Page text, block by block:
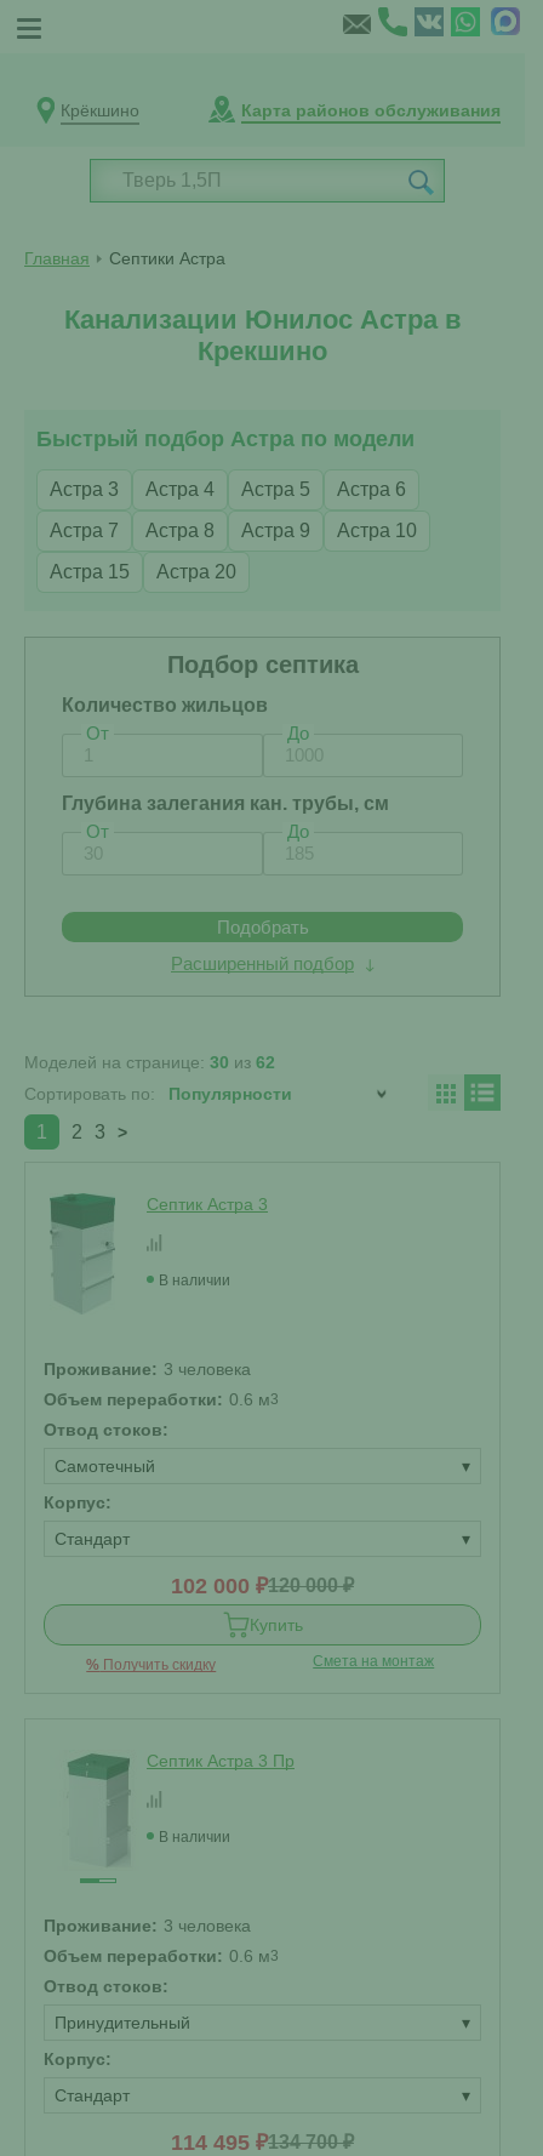
Крёкшино Карта районов обслуживания
Главная Септики Астра
Канализации Юнилос Астра в
Крекшино
Быстрый подбор Астра по модели
Астра 3 Астра 4 Астра 5
Астра 6
Астра 7
Астра 8 Астра 9
Астра 10
Астра 15
Астра 20
Подбор септика
Количество жильцов
От
До
Глубина залегания кан. трубы, см
От
До
Подобрать
Расширенный подбор
Моделей на странице: 30 из 62
Сортировать по:
1 2 3 >
Септик Астра 3
В наличии
Проживание: 3 человека
Объем переработки: 0.6 м3
Отвод стоков:
Самотечный
▾
Корпус:
Стандарт
▾
102 000 ₽120 000 ₽
Купить
% Получить скидку Смета на монтаж
Септик Астра 3 Пр
В наличии
Проживание: 3 человека
Объем переработки: 0.6 м3
Отвод стоков:
Принудительный
▾
Корпус:
Стандарт
▾
114 495 ₽134 700 ₽